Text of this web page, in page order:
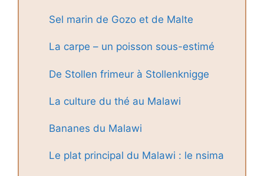
Sel marin de Gozo et de Malte
La carpe – un poisson sous-estimé
De Stollen frimeur à Stollenknigge
La culture du thé au Malawi
Bananes du Malawi
Le plat principal du Malawi : le nsima